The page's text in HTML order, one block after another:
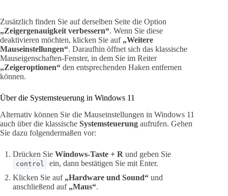
Zusätzlich finden Sie auf derselben Seite die Option
„Zeigergenauigkeit verbessern“. Wenn Sie diese
deaktivieren möchten, klicken Sie auf „Weitere
Mauseinstellungen“. Daraufhin öffnet sich das klassische
Mauseigenschaften-Fenster, in dem Sie im Reiter
„Zeigeroptionen“ den entsprechenden Haken entfernen
können.
Über die Systemsteuerung in Windows 11
Alternativ können Sie die Mauseinstellungen in Windows 11
auch über die klassische Systemsteuerung aufrufen. Gehen
Sie dazu folgendermaßen vor:
Drücken Sie Windows-Taste + R und geben Sie
control
ein, dann bestätigen Sie mit Enter.
Klicken Sie auf „Hardware und Sound“ und
anschließend auf „Maus“.